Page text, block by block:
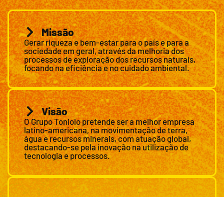
Missão
Gerar riqueza e bem-estar para o país e para a
sociedade em geral, através da melhoria dos
processos de exploração dos recursos naturais,
focando na eficiência e no cuidado ambiental.
Visão
O Grupo Toniolo pretende ser a melhor empresa
latino-americana, na movimentação de terra,
água e recursos minerais, com atuação global,
destacando-se pela inovação na utilização de
tecnologia e processos.